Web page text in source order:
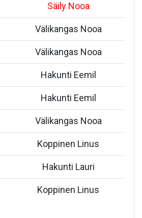
Säily Nooa
Välikangas Nooa
Välikangas Nooa
Hakunti Eemil
Hakunti Eemil
Välikangas Nooa
Koppinen Linus
Hakunti Lauri
Koppinen Linus